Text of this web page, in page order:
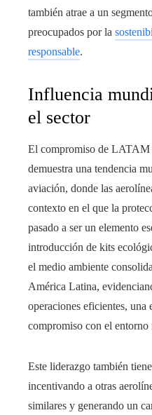
también atrae a un
preocupados por la
responsable.
Influencia
el sector
El compromiso de LATAM
demuestra una tendencia
aviación, donde las
contexto en el que la
pasado a ser un elemento
introducción de kits
el medio ambiente
América Latina,
operaciones eficientes,
compromiso con el entorno
Este liderazgo también
incentivando a otras
similares y generando un